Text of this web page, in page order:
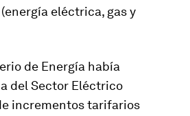
eléctrica, gas y
de Energía había
del Sector Eléctrico
incrementos tarifarios